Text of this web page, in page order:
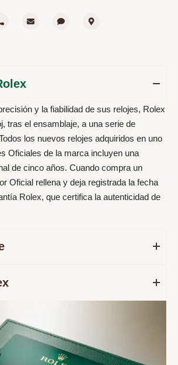
y la fiabilidad de sus relojes, Rolex
tras el ensamblaje, a una serie de
los nuevos relojes adquiridos en uno
Oficiales de la marca incluyen una
de cinco años. Cuando compra un
Oficial rellena y deja registrada la fecha
Rolex, que certifica la autenticidad de